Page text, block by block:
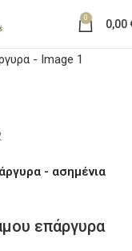
0 0,00
- ασημένια
επάργυρα